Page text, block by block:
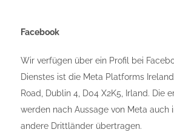
Facebook
Wir verfügen über ein Profil bei
Dienstes ist die Meta Platforms
Road, Dublin 4, D04 X2K5, Irland. Die
werden nach Aussage von Meta auch
andere Drittländer übertragen.